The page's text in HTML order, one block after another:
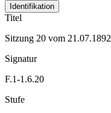
Identifikation
Titel
Sitzung 20 vom 21.07.1892
Signatur
F.1-1.6.20
Stufe